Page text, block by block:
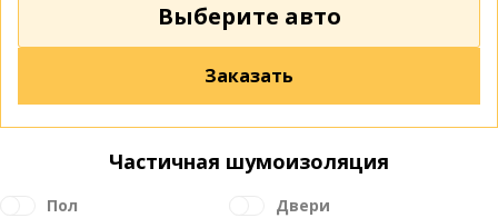
Выберите авто
Заказать
Частичная шумоизоляция
Пол
Двери